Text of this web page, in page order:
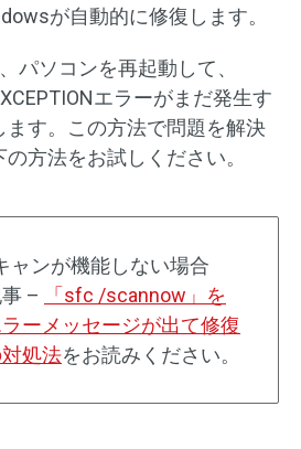
が自動的に修復します。
パソコンを再起動して、
エラーがまだ発生す
ます。この方法で問題を解決
方法をお試しください。
ャンが機能しない場合
–
「sfc /scannow」を
ーメッセージが出て修復
処法をお読みください。